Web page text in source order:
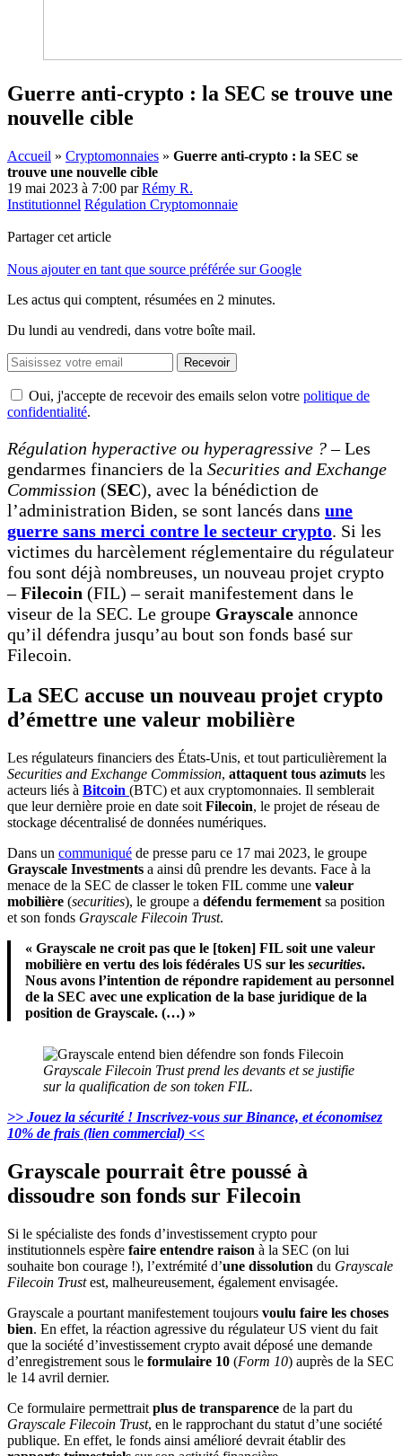
Guerre anti-crypto : la SEC se trouve une
nouvelle cible
Accueil » Cryptomonnaies » Guerre anti-crypto : la SEC se
trouve une nouvelle cible
19 mai 2023 à 7:00 parRémy R.
Institutionnel Régulation Cryptomonnaie
Partager cet article
Nous ajouter en tant que source préférée sur Google
Les actus qui comptent, résumées en 2 minutes.
Du lundi au vendredi, dans votre boîte mail.
Recevoir
Oui, j'accepte de recevoir des emails selon votre politique de
confidentialité.
Régulation hyperactive ou hyperagressive ?– Les
gendarmes financiers de la Securities and Exchange
Commission (SEC), avec la bénédiction de
l’administration Biden, se sont lancés dans une
guerre sans merci contre le secteur crypto. Si les
victimes du harcèlement réglementaire du régulateur
fou sont déjà nombreuses, un nouveau projet crypto
–Filecoin (FIL) – serait manifestement dans le
viseur de la SEC. Le groupe Grayscale annonce
qu’il défendra jusqu’au bout son fonds basé sur
Filecoin.
La SEC accuse un nouveau projet crypto
d’émettre une valeur mobilière
Les régulateurs financiers des États-Unis, et tout particulièrement la
Securities and Exchange Commission, attaquent tous azimuts les
acteurs liés à Bitcoin (BTC) et aux cryptomonnaies. Il semblerait
que leur dernière proie en date soit Filecoin, le projet de réseau de
stockage décentralisé de données numériques.
Dans un communiqué de presse paru ce 17 mai 2023, le groupe
Grayscale Investments a ainsi dû prendre les devants. Face à la
menace de la SEC de classer le token FIL comme une valeur
mobilière (securities), le groupe a défendu fermement sa position
et son fonds Grayscale Filecoin Trust.
« Grayscale ne croit pas que le [token] FIL soit une valeur
mobilière en vertu des lois fédérales US sur les securities.
Nous avons l’intention de répondre rapidement au personnel
de la SEC avec une explication de la base juridique de la
position de Grayscale. (…) »
Grayscale Filecoin Trust prend les devants et se justifie
sur la qualification de son token FIL.
>> Jouez la sécurité ! Inscrivez-vous sur Binance, et économisez
10% de frais (lien commercial) <<
Grayscale pourrait être poussé à
dissoudre son fonds sur Filecoin
Si le spécialiste des fonds d’investissement crypto pour
institutionnels espère faire entendre raison à la SEC (on lui
souhaite bon courage !), l’extrémité d’une dissolution du Grayscale
Filecoin Trustest, malheureusement, également envisagée.
Grayscale a pourtant manifestement toujours voulu faire les choses
bien. En effet, la réaction agressive du régulateur US vient du fait
que la société d’investissement crypto avait déposé une demande
d’enregistrement sous le formulaire 10 (Form 10) auprès de la SEC
le 14 avril dernier.
Ce formulaire permettrait plus de transparence de la part du
Grayscale Filecoin Trust, en le rapprochant du statut d’une société
publique. En effet, le fonds ainsi amélioré devrait établir des